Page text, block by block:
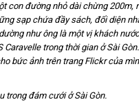
con đường nhỏ dài chừng 200m,
sạp chứa đầy sách, đối diện
như ông là một vị khách
trong thời gian ở Sài
bức ảnh trên trang Flickr của
trong đám cưới ở Sài Gòn.